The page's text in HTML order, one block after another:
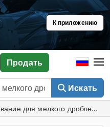
К приложению
Искать
Продать
для мелкого дробления